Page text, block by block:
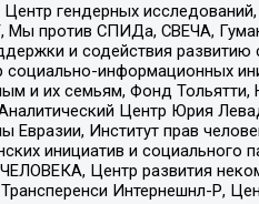
гендерных
против СПИДа, СВЕЧА,
и содействия развитию
информационных
и их семьям, Фонд Тольятти,
Центр Юрия
Евразии, Институт прав
инициатив и социального
Центр развития
Интернешнл-Р,